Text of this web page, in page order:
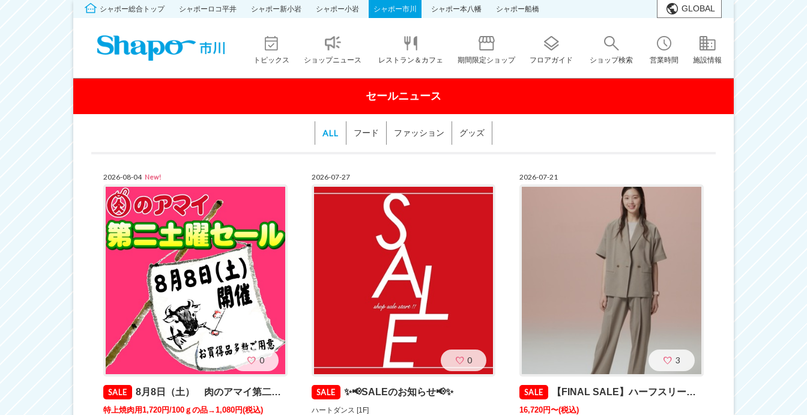
シャポー総合トップ シャポーロコ平井 シャポー新小岩 シャポー小岩 シャポー市川 シャポー本八幡 シャポー船橋 GLOBAL
トピックス ショップニュース レストラン＆カフェ 期間限定ショップ フロアガイド ショップ検索 営業時間 施設情報
セールニュース
ALL フード ファッション グッズ
2026-08-04 New!
SALE 8月8日（土） 肉のアマイ第二土曜セール♪開催♪JRE POINT3倍！
特上焼肉用1,720円/100ｇの品→1,080円(税込)
0
2026-07-27
SALE ✨📢SALEのお知らせ📢✨
ハートダンス [1F]
0
2026-07-21
SALE 【FINAL SALE】ハーフスリーブセットアップが20%OFF！
16,720円〜(税込)
3